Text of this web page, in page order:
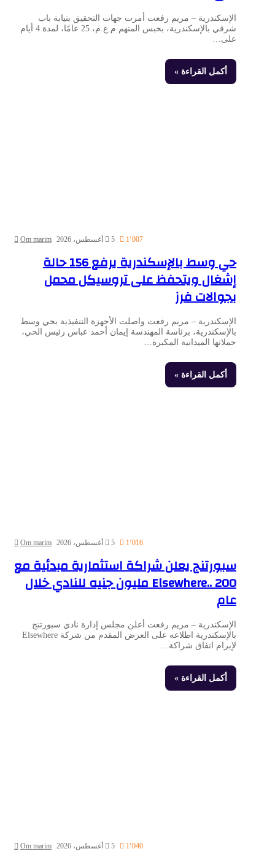
الإسكندرية – مريم رفعت أمرت جهات التحقيق بنيابة باب
شرقي بالإسكندرية، بحبس المتهم م.ع.م، 25 عامًا، لمدة 4 أيام
على…
أكمل القراءة »
Om marim 5 أغسطس، 2026 1٬007
حي وسط بالإسكندرية يرفع 156 حالة
إشغال ويتحفظ على تروسيكل محمل
بجوالات فرز
الإسكندرية – مريم رفعت واصلت الأجهزة التنفيذية بحي وسط
بالإسكندرية، برئاسة المهندسة إيمان أحمد عباس رئيس الحي،
حملاتها الميدانية المكبرة…
أكمل القراءة »
Om marim 5 أغسطس، 2026 1٬016
سبورتنج يعلن شراكة استثمارية مبدئية مع
Elsewhere.. 200 مليون جنيه للنادي خلال
عام
الإسكندرية – مريم رفعت أعلن مجلس إدارة نادي سبورتنج
بالإسكندرية اطلاعه على العرض المقدم من شركة Elsewhere
لإبرام اتفاق شراكة…
أكمل القراءة »
Om marim 5 أغسطس، 2026 1٬040